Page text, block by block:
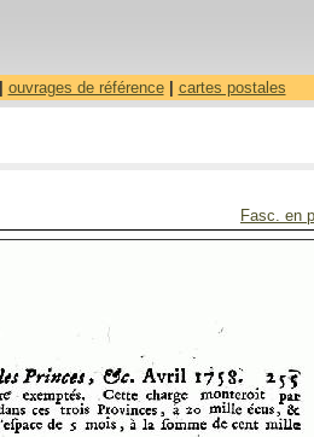
ouvrages de référence| cartes postales
Fasc. en